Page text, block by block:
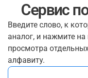
Сервис
Введите слово, к
аналог, и нажмите
просмотра
алфавиту.